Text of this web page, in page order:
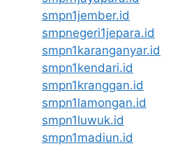
smpn1jember.id
smpnegeri1jepara.id
smpn1karanganyar.id
smpn1kendari.id
smpn1kranggan.id
smpn1lamongan.id
smpn1luwuk.id
smpn1madiun.id